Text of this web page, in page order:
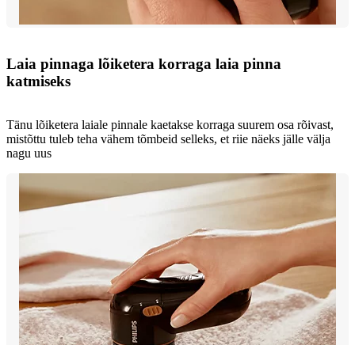
Laia pinnaga lõiketera korraga laia pinna
katmiseks
Tänu lõiketera laiale pinnale kaetakse korraga suurem osa rõivast,
mistõttu tuleb teha vähem tõmbeid selleks, et riie näeks jälle välja
nagu uus